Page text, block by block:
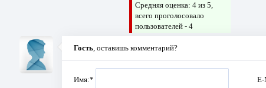
Средняя оценка: 4из 5,
всего проголосовало
пользователей - 4
Гость, оставишь комментарий?
Имя:*